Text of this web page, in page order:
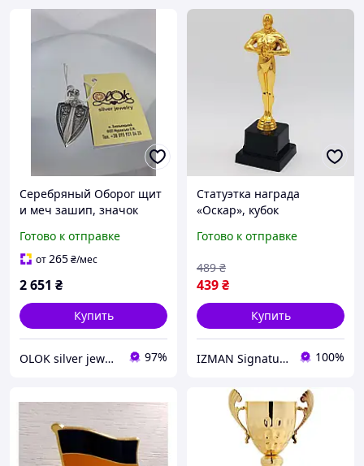
Серебряный Оборог щит
и меч зашип, значок
Готово к отправке
от265₴/мес
2 651 ₴
Купить
OLOK silver jewerly 97%
Статуэтка награда
«Оскар», кубок
фигурка, золотая, 22 см
Готово к отправке
439₴
489 ₴
Купить
IZMAN Signature 100%